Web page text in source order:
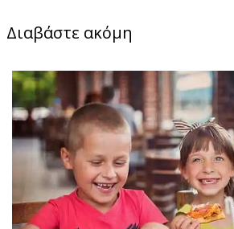
Διαβάστε ακόμη